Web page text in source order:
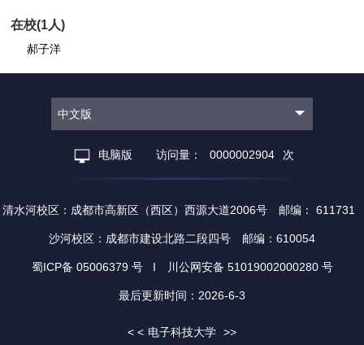
在校(1人)
郝子洋
中文版
电脑版 访问量： 0000002904 次
清水河校区：成都市高新区（西区）西源大道2006号 邮编： 611731
沙河校区：成都市建设北路二段四号 邮编：610054
蜀ICP备 05006379 号 I 川公网安备 51019002000280 号
最后更新时间： 2026-6-3
< < 电子科技大学 >>